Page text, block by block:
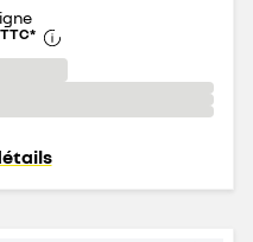
TTC*